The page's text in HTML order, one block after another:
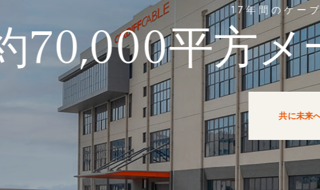
メ一トルの
共に未来へ
自動化 | 太
優れたカス